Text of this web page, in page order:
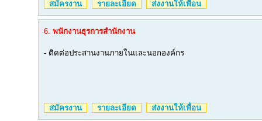
สมัครงาน รายละเอียด ส่งงานให้เพื่อน
6. พนักงานธุรการสำนักงาน
- ติดต่อประสานงานภายในและนอกองค์กร
สมัครงาน รายละเอียด ส่งงานให้เพื่อน